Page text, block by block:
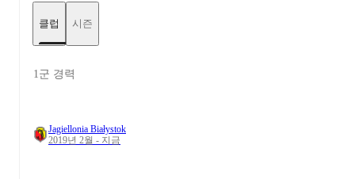
클럽 시즌
1군 경력
Jagiellonia Białystok
2019년 2월 - 지금